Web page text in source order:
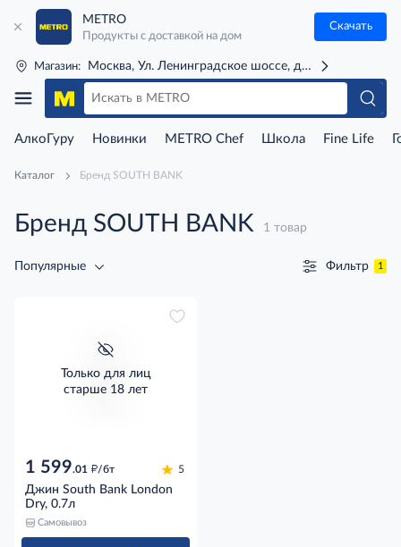
METRO
Продукты с доставкой на дом
Скачать
Магазин: Москва, Ул. Ленинградское шоссе, д. 71Г (м. Речной
АлкоГуру Новинки METRO Chef Школа Fine Life
Каталог Бренд SOUTH BANK
Бренд SOUTH BANK 1 товар
Популярные Фильтр 1
Только для лиц
старше 18 лет
1 599.01 д/бт 5
Джин South Bank London
Dry, 0.7л
Самовывоз